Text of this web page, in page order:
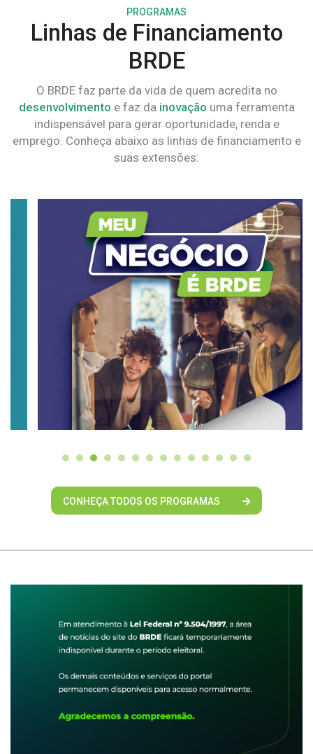
PROGRAMAS
Linhas de Financiamento
BRDE
O BRDE faz parte da vida de quem acredita no
desenvolvimento e faz da inovação uma ferramenta
indispensável para gerar oportunidade, renda e
emprego. Conheça abaixo as linhas de financiamento e
suas extensões:
CONHEÇA TODOS OS PROGRAMAS